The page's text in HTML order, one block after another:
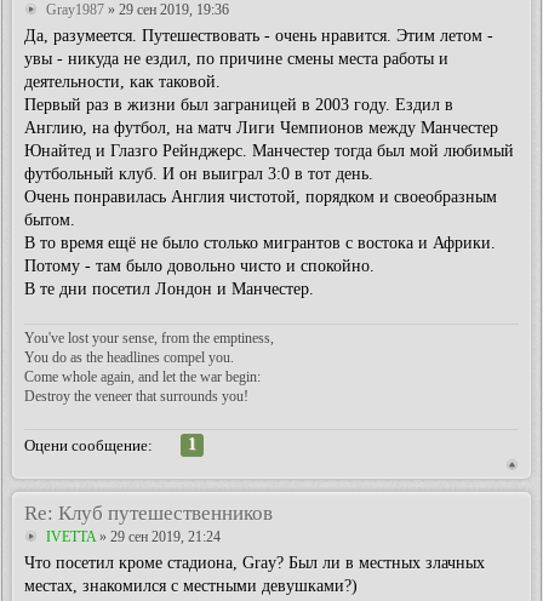
Gray1987 » 29 сен 2019, 19:36
Да, разумеется. Путешествовать - очень нравится. Этим летом -
увы - никуда не ездил, по причине смены места работы и
деятельности, как таковой.
Первый раз в жизни был заграницей в 2003 году. Ездил в
Англию, на футбол, на матч Лиги Чемпионов между Манчестер
Юнайтед и Глазго Рейнджерс. Манчестер тогда был мой любимый
футбольный клуб. И он выиграл 3:0 в тот день.
Очень понравилась Англия чистотой, порядком и своеобразным
бытом.
В то время ещё не было столько мигрантов с востока и Африки.
Потому - там было довольно чисто и спокойно.
В те дни посетил Лондон и Манчестер.
You've lost your sense, from the emptiness,
You do as the headlines compel you.
Come whole again, and let the war begin:
Destroy the veneer that surrounds you!
Оцени сообщение:
1
Re: Клуб путешественников
IVETTA » 29 сен 2019, 21:24
Что посетил кроме стадиона, Gray? Был ли в местных злачных
местах, знакомился с местными девушками?)